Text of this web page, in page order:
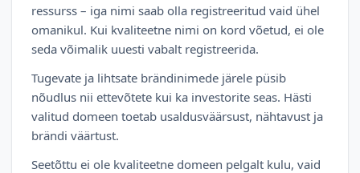
ressurss – iga nimi saab olla registreeritud vaid ühel
omanikul. Kui kvaliteetne nimi on kord võetud, ei ole
seda võimalik uuesti vabalt registreerida.
Tugevate ja lihtsate brändinimede järele püsib
nõudlus nii ettevõtete kui ka investorite seas. Hästi
valitud domeen toetab usaldusväärsust, nähtavust ja
brändi väärtust.
Seetõttu ei ole kvaliteetne domeen pelgalt kulu, vaid